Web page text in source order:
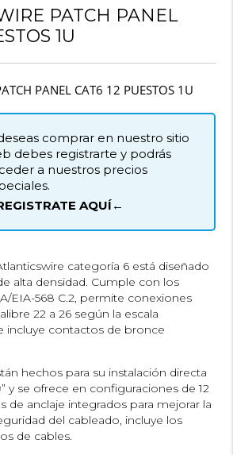
PATCH PANEL
1U
PANEL CAT6 12 PUESTOS 1U
comprar en nuestro sitio
debes registrarte y podrás
a nuestros precios
AQUÍ←
categoría 6 está diseñado
alta densidad. Cumple con los
EIA-568 C.2, permite conexiones
22 a 26 según la escala
incluye contactos de bronce
hechos para su instalación directa
y se ofrece en configuraciones de 12
de anclaje integrados para mejorar la
del cableado, incluye los
de cables.